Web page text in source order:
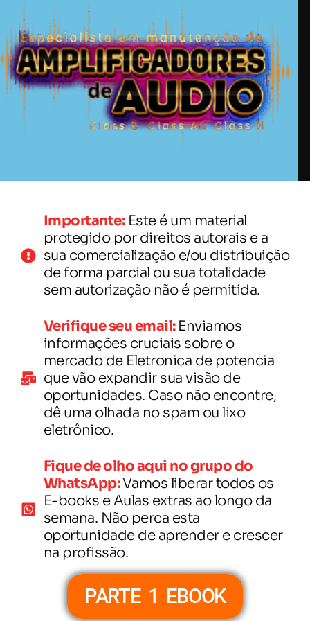
Importante:Este é um material
protegido por direitos autorais e a
sua comercialização e/ou distribuição
de forma parcial ou sua totalidade
sem autorização não é permitida.
Verifique seu email: Enviamos
informações cruciais sobre o
mercado de Eletronica de potencia
que vão expandir sua visão de
oportunidades. Caso não encontre,
dê uma olhada no spam ou lixo
eletrônico.
Fique de olho aqui no grupo do
WhatsApp:Vamos liberar todos os
E-books e Aulas extras ao longo da
semana. Não perca esta
oportunidade de aprender e crescer
na profissão.
PARTE 1 EBOOK